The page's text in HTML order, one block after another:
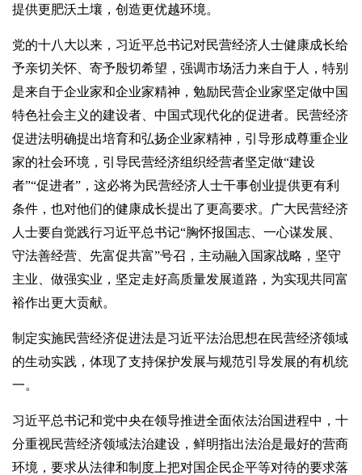
提供更肥沃土壤，创造更优越环境。
党的十八大以来，习近平总书记对民营经济人士健康成长给
予亲切关怀、寄予殷切希望，强调市场活力来自于人，特别
是来自于企业家和企业家精神，勉励民营企业家坚定做中国
特色社会主义的建设者、中国式现代化的促进者。民营经济
促进法明确提出培育和弘扬企业家精神，引导形成尊重企业
家的社会环境，引导民营经济组织经营者坚定做“建设
者”“促进者”，这必将为民营经济人士干事创业提供更有利
条件，也对他们的健康成长提出了更高要求。广大民营经济
人士要自觉践行习近平总书记“胸怀报国志、一心谋发展、
守法善经营、先富促共富”号召，主动融入国家战略，坚守
主业、做强实业，坚定走好高质量发展道路，为实现共同富
裕作出更大贡献。
制定实施民营经济促进法是习近平法治思想在民营经济领域
的生动实践，体现了支持保护发展与规范引导发展的有机统
一。
习近平总书记和党中央在领导推进全面依法治国进程中，十
分重视民营经济领域法治建设，鲜明指出法治是最好的营商
环境，要求从法律和制度上把对国企民企平等对待的要求落